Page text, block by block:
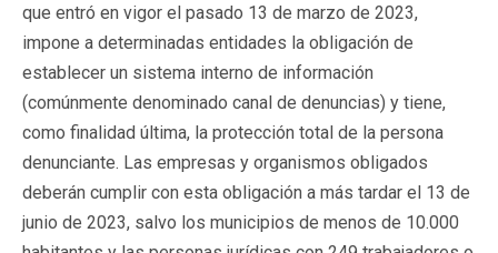
que entró en vigor el pasado 13 de marzo de 2023,
impone a determinadas entidades la obligación de
establecer un sistema interno de información
(comúnmente denominado canal de denuncias) y tiene,
como finalidad última, la protección total de la persona
denunciante. Las empresas y organismos obligados
deberán cumplir con esta obligación a más tardar el 13 de
junio de 2023, salvo los municipios de menos de 10.000